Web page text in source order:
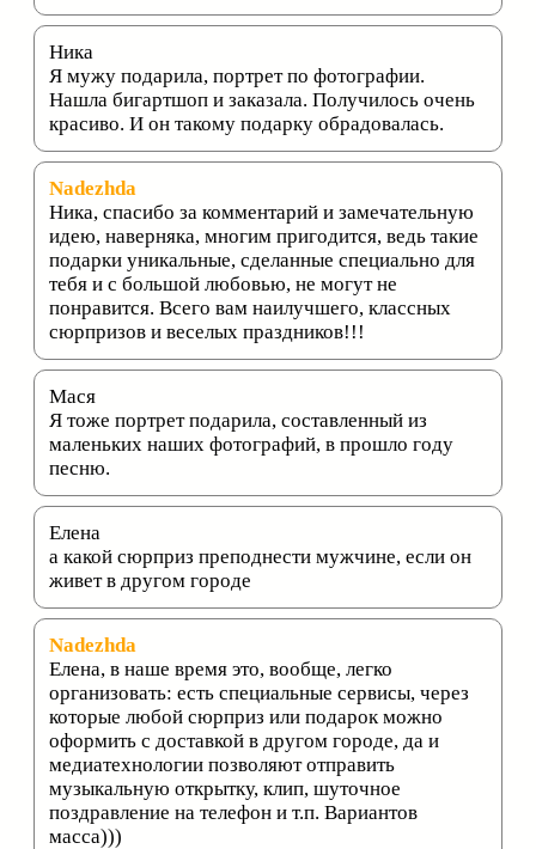
Ника
Я мужу подарила, портрет по фотографии.
Нашла бигартшоп и заказала. Получилось очень
красиво. И он такому подарку обрадовалась.
Nadezhda
Ника, спасибо за комментарий и замечательную
идею, наверняка, многим пригодится, ведь такие
подарки уникальные, сделанные специально для
тебя и с большой любовью, не могут не
понравится. Всего вам наилучшего, классных
сюрпризов и веселых праздников!!!
Мася
Я тоже портрет подарила, составленный из
маленьких наших фотографий, в прошло году
песню.
Елена
а какой сюрприз преподнести мужчине, если он
живет в другом городе
Nadezhda
Елена, в наше время это, вообще, легко
организовать: есть специальные сервисы, через
которые любой сюрприз или подарок можно
оформить с доставкой в другом городе, да и
медиатехнологии позволяют отправить
музыкальную открытку, клип, шуточное
поздравление на телефон и т.п. Вариантов
масса)))